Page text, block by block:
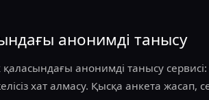
анонимді танысу
анонимді танысу
хат алмасу. Қысқа анкета жасап,